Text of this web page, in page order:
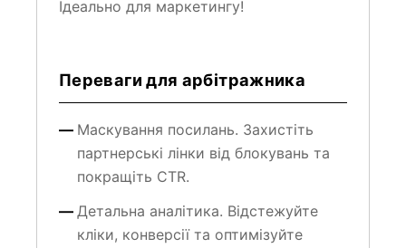
Ідеально для маркетингу!
Переваги для арбітражника
Маскування посилань. Захистіть
партнерські лінки від блокувань та
покращіть CTR.
Детальна аналітика. Відстежуйте
кліки, конверсії та оптимізуйте